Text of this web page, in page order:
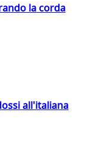
la corda
all'italiana